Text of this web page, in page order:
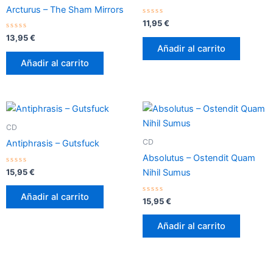
Arcturus – The Sham Mirrors
Valorado
con
0
13,95€
Añadir al carrito
Valorado
con
0
11,95€
Añadir al carrito
CD
Antiphrasis – Gutsfuck
Valorado
con
0
15,95€
Añadir al carrito
CD
Absolutus – Ostendit Quam
Nihil Sumus
Valorado
con
0
15,95€
Añadir al carrito